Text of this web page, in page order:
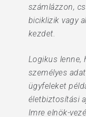
számlázzon,
biciklizik vagy
kezdet.
Logikus lenne,
személyes
ügyfeleket
életbiztosítási
Imre elnök-